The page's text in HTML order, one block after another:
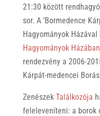
21:30 között
sor. A ’Bormedence
Hagyományok
Hagyományok Házában
rendezvény a 2006-
Kárpát-medencei
Zenészek Találkozója
feleleveníteni: a borok